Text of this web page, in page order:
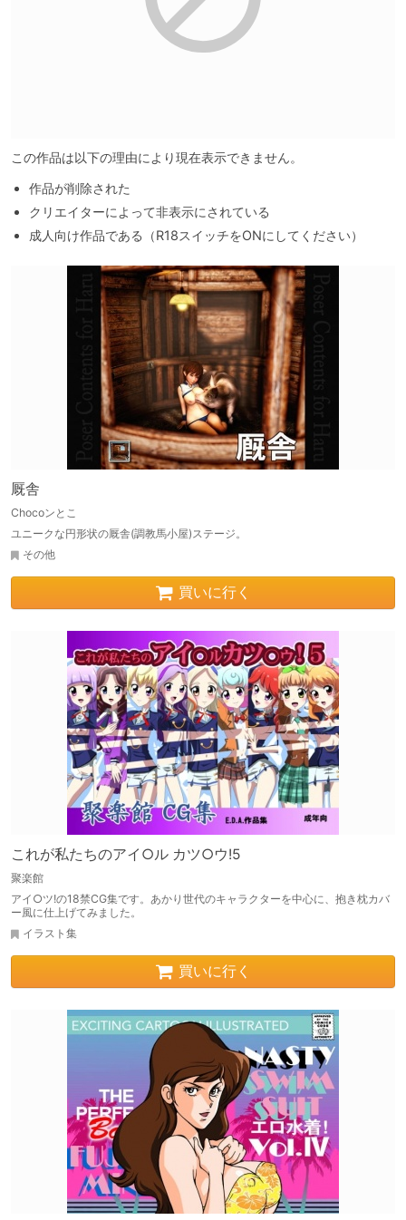
この作品は以下の理由により現在表示できません。
作品が削除された
クリエイターによって非表示にされている
成人向け作品である（R18スイッチをONにしてください）
厩舎
Chocoンとこ
ユニークな円形状の厩舎(調教馬小屋)ステージ。
その他
買いに行く
これが私たちのアイ○ル カツ○ウ!5
聚楽館
アイ○ツ!の18禁CG集です。あかり世代のキャラクターを中心に、抱き枕カバ
ー風に仕上げてみました。
イラスト集
買いに行く